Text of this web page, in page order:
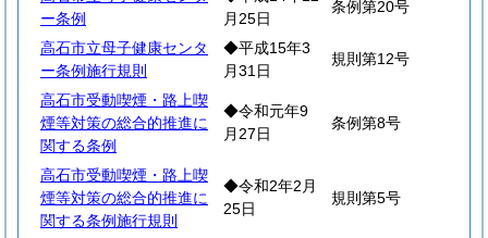
ー条例
月25日
条例第20号
高石市立母子健康センタ
ー条例施行規則
◆平成15年3
月31日
規則第12号
高石市受動喫煙・路上喫
煙等対策の総合的推進に
関する条例
◆令和元年9
月27日
条例第8号
高石市受動喫煙・路上喫
煙等対策の総合的推進に
関する条例施行規則
◆令和2年2月
25日
規則第5号